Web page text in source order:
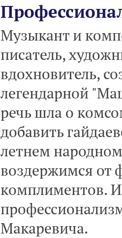
Музыкант и
писатель,
вдохновитель,
легендарной
речь шла о
добавить
летнем
воздержимся от
комплиментов.
Макаревича.